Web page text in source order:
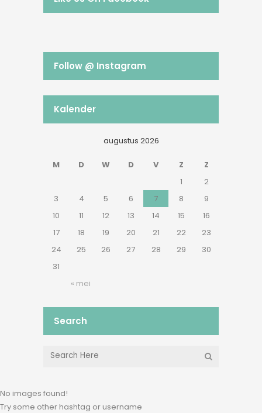
Follow @ Instagram
Kalender
augustus 2026
M D W D V Z Z
« mei
1
2
3
4 5 6 7 8
9
10
11 12 13 14 15
16
17
18 19 20 21 22
23
24
25 26 27 28 29
30
31
Search
No images found!
Try some other hashtag or username